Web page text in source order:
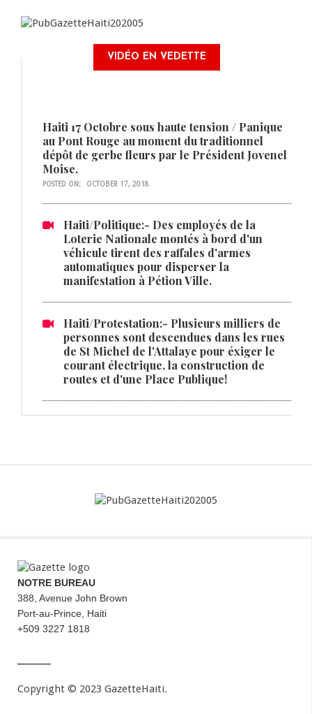
VIDÉO EN VEDETTE
Haiti 17 Octobre sous haute tension / Panique
au Pont Rouge au moment du traditionnel
dépôt de gerbe fleurs par le Président Jovenel
Moise.
POSTED ON: OCTOBER 17, 2018
Haiti/Politique:- Des employés de la
Loterie Nationale montés à bord d'un
véhicule tirent des raffales d'armes
automatiques pour disperser la
manifestation à Pétion Ville.
Haiti/Protestation:- Plusieurs milliers de
personnes sont descendues dans les rues
de St Michel de l'Attalaye pour éxiger le
courant électrique, la construction de
routes et d'une Place Publique!
NOTRE BUREAU
388, Avenue John Brown
Port-au-Prince, Haiti
+509 3227 1818
Copyright © 2023 GazetteHaiti.